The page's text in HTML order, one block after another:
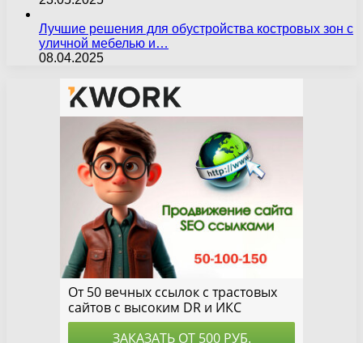
Лучшие решения для обустройства костровых зон с
уличной мебелью и…
08.04.2025